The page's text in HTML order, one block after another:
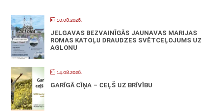
10.08.2026.
JELGAVAS BEZVAINĪGĀS JAUNAVAS MARIJAS
ROMAS KATOĻU DRAUDZES SVĒTCEĻOJUMS UZ
AGLONU
14.08.2026.
GARĪGĀ CĪŅA – CEĻŠ UZ BRĪVĪBU